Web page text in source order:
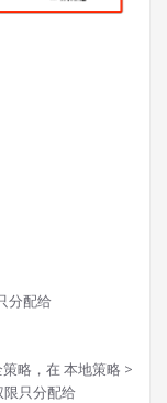
分配给
略，在 本地策略 >
限只分配给